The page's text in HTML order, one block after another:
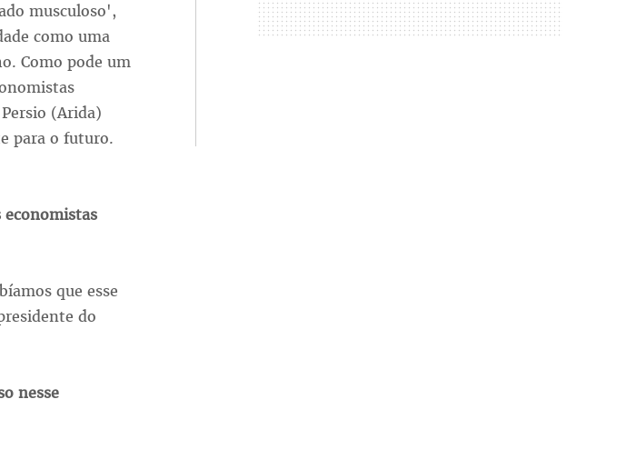
musculoso',
como uma
Como pode um
(Arida)
para o futuro.
que esse
do
nesse